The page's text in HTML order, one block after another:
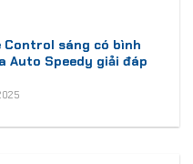
Control sáng có bình
Auto Speedy giải đáp